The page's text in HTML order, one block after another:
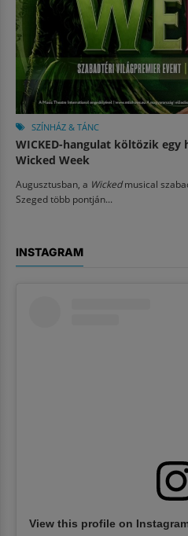
SZÍNHÁZ & TÁNC
WICKED-hangulat költözik egy
Wicked Week
Augusztusban, a Wickedmusical
Szeged több pontján...
INSTAGRAM
View this profile on